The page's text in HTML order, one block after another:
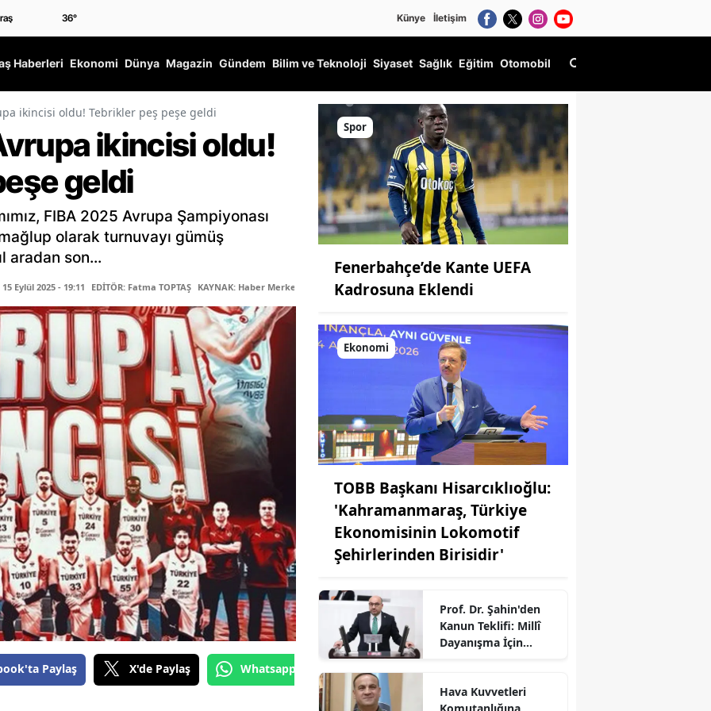
36° Künye İletişim
Haberleri Ekonomi Dünya Magazin Gündem Bilim ve Teknoloji Siyaset Sağlık Eğitim Otomobil
ikincisi oldu! Tebrikler peş peşe geldi
ikincisi oldu!
geldi
FIBA 2025 Avrupa Şampiyonası
olarak turnuvayı gümüş
aradan son...
15 Eylül 2025 - 19:11 EDİTÖR: Fatma TOPTAŞ KAYNAK: Haber Merkezi
Paylaş X'de Paylaş Whatsapp'tan Gönder
Spor
Fenerbahçe’de Kante UEFA
Kadrosuna Eklendi
Ekonomi
TOBB Başkanı Hisarcıklıoğlu:
'Kahramanmaraş, Türkiye
Ekonomisinin Lokomotif
Şehirlerinden Birisidir'
Prof. Dr. Şahin'den
Kanun Teklifi: Millî
Dayanışma İçin
Hava Kuvvetleri